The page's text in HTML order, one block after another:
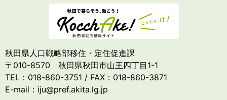
秋田県人口戦略部移住・定住促進課
〒010-8570 秋田県秋田市山王四丁目1-1
TEL：018-860-3751 / FAX：018-860-3871
E-mail：iju@pref.akita.lg.jp